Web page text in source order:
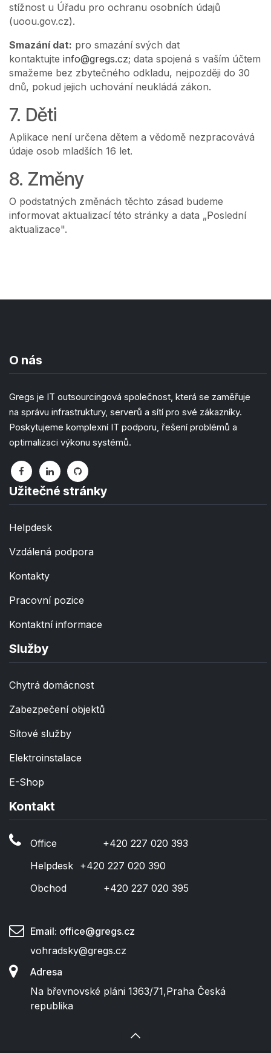
stížnost u Úřadu pro ochranu osobních údajů
(uoou.gov.cz).
Smazání dat: pro smazání svých dat
kontaktujte info@gregs.cz; data spojená s vaším účtem
smažeme bez zbytečného odkladu, nejpozději do 30
dnů, pokud jejich uchování neukládá zákon.
7. Děti
Aplikace není určena dětem a vědomě nezpracovává
údaje osob mladších 16 let.
8. Změny
O podstatných změnách těchto zásad budeme
informovat aktualizací této stránky a data „Poslední
aktualizace".
O nás
Gregs je IT outsourcingová společnost, která se zaměřuje
na správu infrastruktury, serverů a sítí pro své zákazníky.
Poskytujeme komplexní IT podporu, řešení problémů a
optimalizaci výkonu systémů.
Užitečné stránky
Helpdesk
Vzdálená podpora
Kontakty
Pracovní pozice
Kontaktní informace
Služby
Chytrá domácnost
Zabezpečení objektů
Sítové služby
Elektroinstalace
E-Shop
Kontakt
Office
​+420 227 020 393
Helpdesk ​+420 227 020 390
Obchod
​+420 227 020 395
Email: office@gregs.cz
vohradsky@gregs.cz
Adresa
Na břevnovské pláni 1363/71,Praha Česká
republika